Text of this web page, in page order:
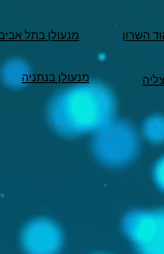
מנעולן בתל
מנעולן בנתניה
השרון